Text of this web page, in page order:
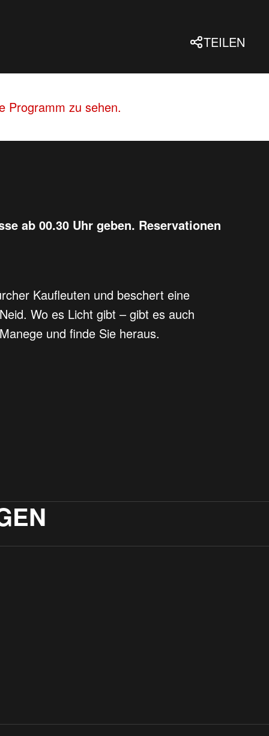
TEILEN
Programm zu sehen.
ab 00.30 Uhr geben. Reservationen
Kaufleuten und beschert eine
Wo es Licht gibt – gibt es auch
und finde Sie heraus.